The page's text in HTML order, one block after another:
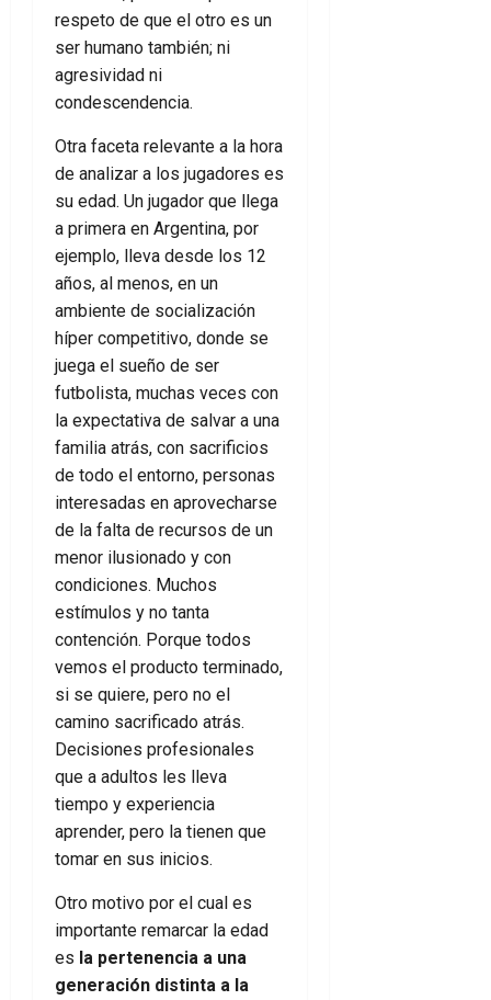
respeto de que el otro es un
ser humano también; ni
agresividad ni
condescendencia.
Otra faceta relevante a la hora
de analizar a los jugadores es
su edad. Un jugador que llega
a primera en Argentina, por
ejemplo, lleva desde los 12
años, al menos, en un
ambiente de socialización
híper competitivo, donde se
juega el sueño de ser
futbolista, muchas veces con
la expectativa de salvar a una
familia atrás, con sacrificios
de todo el entorno, personas
interesadas en aprovecharse
de la falta de recursos de un
menor ilusionado y con
condiciones. Muchos
estímulos y no tanta
contención. Porque todos
vemos el producto terminado,
si se quiere, pero no el
camino sacrificado atrás.
Decisiones profesionales
que a adultos les lleva
tiempo y experiencia
aprender, pero la tienen que
tomar en sus inicios.
Otro motivo por el cual es
importante remarcar la edad
es la pertenencia a una
generación distinta a la